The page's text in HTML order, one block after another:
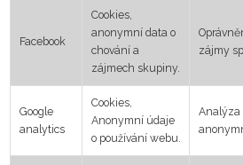
Facebook
Cookies,
anonymní data o
chování a
zájmech skupiny.
zájmy
Google
analytics
Cookies,
Anonymní údaje
o používání webu.
Analýza